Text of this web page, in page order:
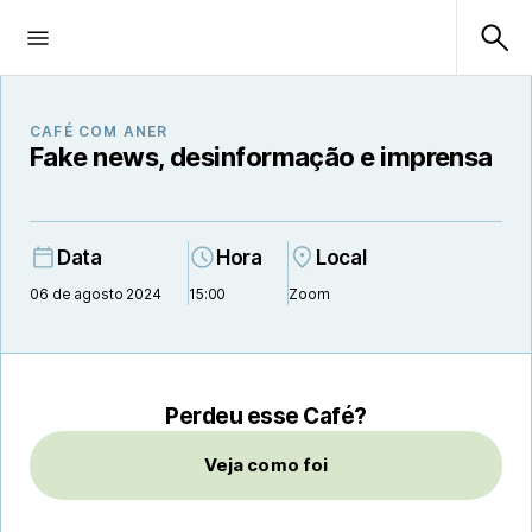
CAFÉ COM ANER
Fake news, desinformação e imprensa
Data
06 de agosto 2024
Hora
15:00
Local
Zoom
Perdeu esse Café?
Veja como foi